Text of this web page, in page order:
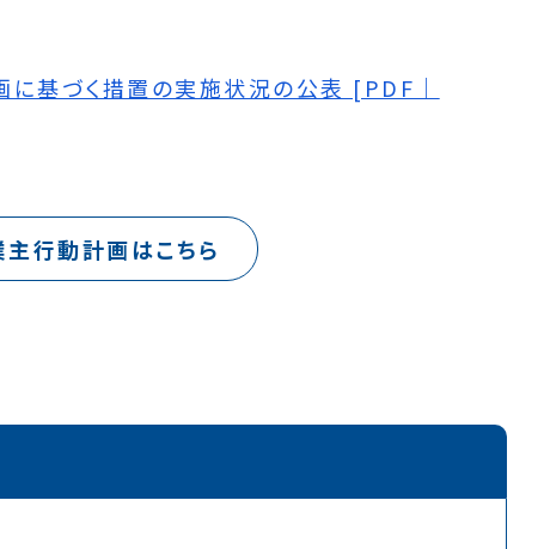
基づく措置の実施状況の公表 [PDF｜
行動計画はこちら